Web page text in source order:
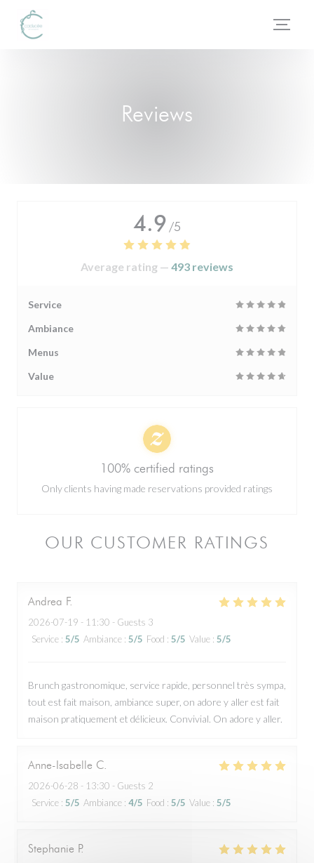
Personalizing your cookie choices
Reviews
OUR CUSTOMER RATINGS
Andrea F
2026-07-19 - 11:30 - Guests 3
Service : 5/5 Ambiance : 5/5 Food : 5/5 Value : 5/5
Brunch gastronomique, service rapide, personnel très sympa,
tout est fait maison, ambiance super, on adore y aller est fait
maison pratiquement et délicieux. Convivial. On adore y aller.
Anne-Isabelle C
2026-06-28 - 13:30 - Guests 2
Service : 5/5 Ambiance : 4/5 Food : 5/5 Value : 5/5
Stephanie P
4.9 /5
Average rating — 493 reviews
Service
Ambiance
Menus
Value
100% certified ratings
Only clients having made reservations provided ratings